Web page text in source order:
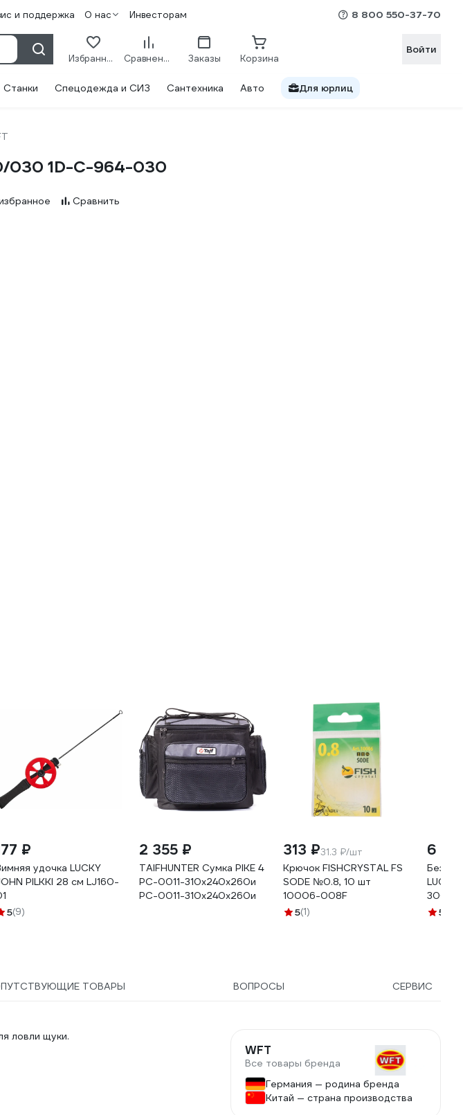
и поддержка О нас Инвесторам 8 800 550-37-70
Избранное Сравнение Заказы Корзина
Войти
Станки Спецодежда и СИЗ Сантехника Авто Для юрлиц
030 1D-C-964-030
Сравнить
₽
удочка LUCKY
PILKKI 28 см LJ160-
5(9)
2 355 ₽
TAIFHUNTER Сумка PIKE 4
РС-0011-310x240x260и
РС-0011-310х240х260и
313 ₽31.3 ₽/шт
Крючок FISHCRYSTAL FS
SODE №0.8, 10 шт
10006-008F
5(1)
6
LUCKY
5
ТОВАРЫ ВОПРОСЫ СЕРВИС
ловли щуки.
WFT
Все товары бренда
Германия — родина бренда
Китай — страна производства